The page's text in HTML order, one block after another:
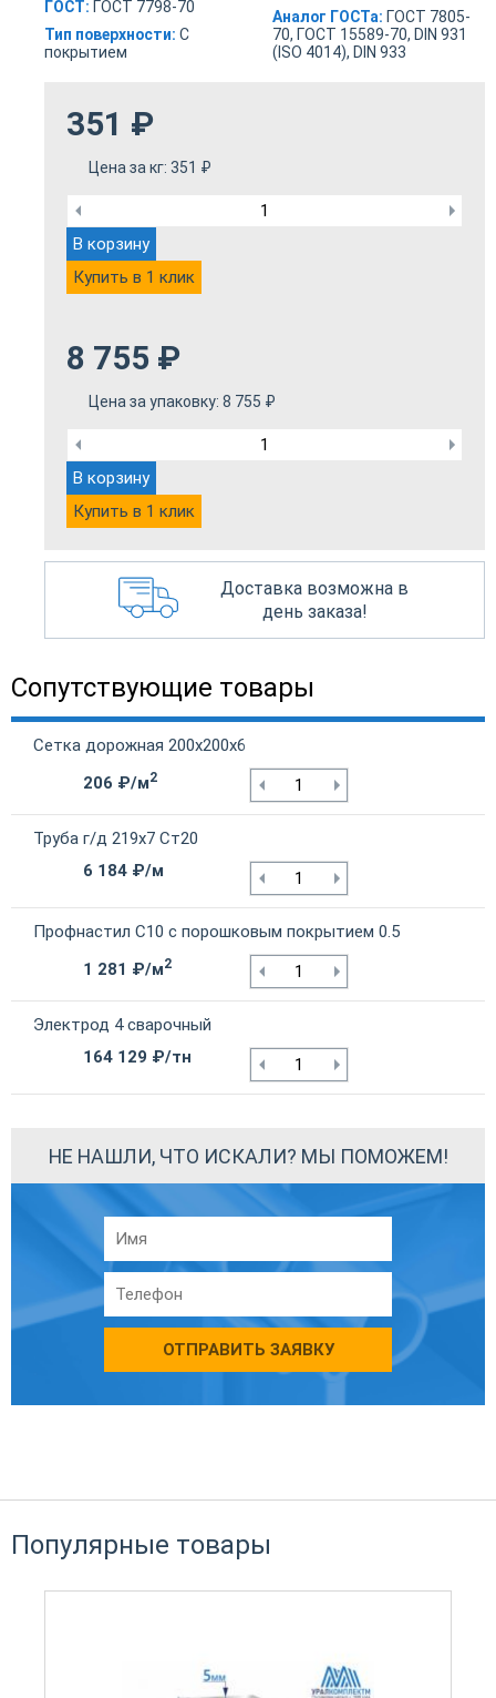
ГОСТ: ГОСТ 7798-70
Тип поверхности: С
покрытием
Аналог ГОСТа: ГОСТ 7805-
70, ГОСТ 15589-70, DIN 931
(ISO 4014), DIN 933
351 ₽
Цена за кг: 351 ₽
В корзину
Купить в 1 клик
8 755 ₽
Цена за упаковку: 8 755 ₽
В корзину
Купить в 1 клик
Доставка возможна в
день заказа!
Сопутствующие товары
Сетка дорожная 200х200х6
206 ₽/м2
Труба г/д 219х7 Ст20
6 184 ₽/м
Профнастил С10 с порошковым покрытием 0.5
1 281 ₽/м2
Электрод 4 сварочный
164 129 ₽/тн
НЕ НАШЛИ, ЧТО ИСКАЛИ? МЫ ПОМОЖЕМ!
ОТПРАВИТЬ ЗАЯВКУ
Популярные товары